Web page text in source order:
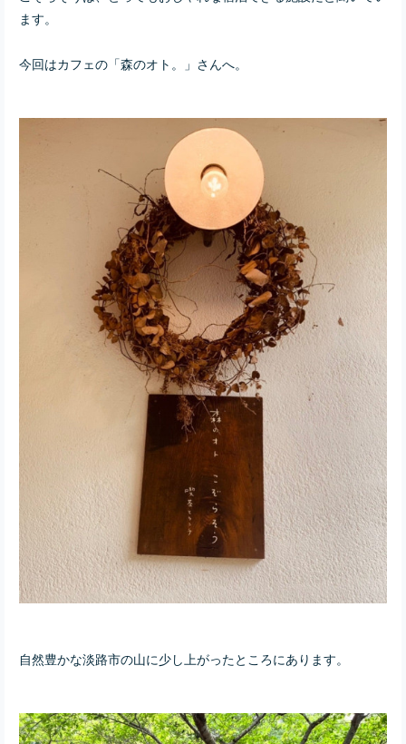
ます。
今回はカフェの「森のオト。」さんへ。
自然豊かな淡路市の山に少し上がったところにあります。